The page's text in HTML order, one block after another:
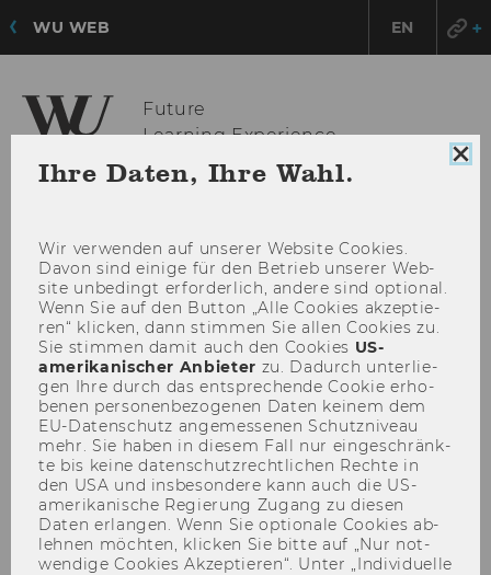
WU WEB EN
Future
Learning Experience
MENÜ
Ihre Daten, Ihre Wahl.
Wir ver­wen­den auf un­se­rer Web­site Coo­kies.
Davon sind ei­ni­ge für den Be­trieb un­se­rer Web­
site un­be­dingt er­for­der­lich, an­de­re sind op­tio­nal.
Wenn Sie auf den But­ton „Alle Coo­kies ak­zep­tie­
ren“ kli­cken, dann stim­men Sie allen Coo­kies zu.
Sie stim­men damit auch den Coo­kies US-​
amerikanischer An­bie­ter zu. Da­durch un­ter­lie­
gen Ihre durch das ent­spre­chen­de Coo­kie er­ho­
be­nen per­so­nen­be­zo­ge­nen Daten kei­nem dem
EU-​Datenschutz an­ge­mes­se­nen Schutz­ni­veau
mehr. Sie haben in die­sem Fall nur ein­ge­schränk­
te bis keine da­ten­schutz­recht­li­chen Rech­te in
den USA und ins­be­son­de­re kann auch die US-​
amerikanische Re­gie­rung Zu­gang zu die­sen
Daten er­lan­gen. Wenn Sie op­tio­na­le Coo­kies ab­
leh­nen möch­ten, kli­cken Sie bitte auf „Nur not­
wen­di­ge Coo­kies Ak­zep­tie­ren“. Unter „In­di­vi­du­el­le